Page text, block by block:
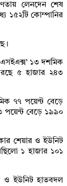
লেনদেন শেষ
১৫২টি কোম্পানির
১৩ দশমিক
৫ হাজার ২৪৩
৭৭ পয়েন্ট বেড়ে
পয়েন্ট বেড়ে ১৯৯০
শেয়ার ও ইউনিট
১ হাজার ১০১
ও ইউনিট হাতবদল